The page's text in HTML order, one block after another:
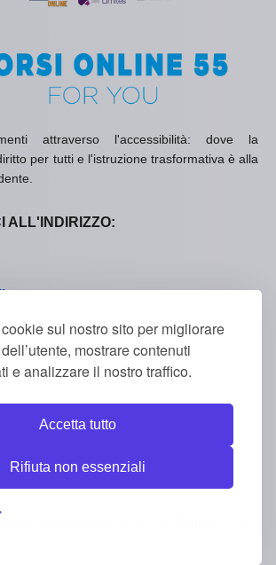
sul nostro sito per migliorare
mostrare contenuti
e analizzare il nostro traffico.
Accetta tutto
Rifiuta non essenziali
attraverso l'accessibilità: dove la
per tutti e l'istruzione trasformativa è alla
ALL'INDIRIZZO:
reservados CorsiOnline55 ©